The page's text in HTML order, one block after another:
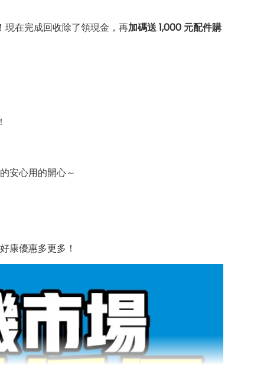
現在完成回收除了領現金，再加碼送 1,000 元配件購
安心用的開心～
康優惠多更多！